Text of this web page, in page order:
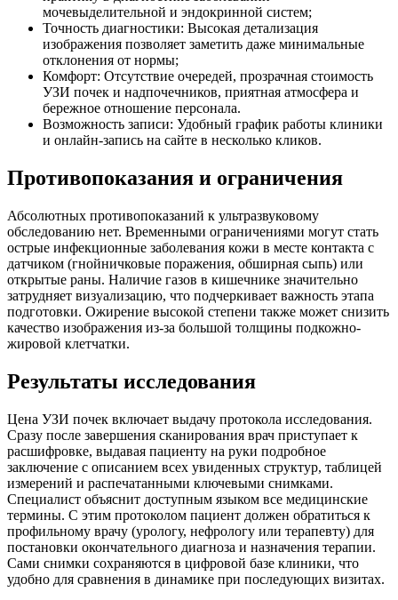
мочевыделительной и эндокринной систем;
Точность диагностики: Высокая детализация
изображения позволяет заметить даже минимальные
отклонения от нормы;
Комфорт: Отсутствие очередей, прозрачная стоимость
УЗИ почек и надпочечников, приятная атмосфера и
бережное отношение персонала.
Возможность записи: Удобный график работы клиники
и онлайн-запись на сайте в несколько кликов.
Противопоказания и ограничения
Абсолютных противопоказаний к ультразвуковому
обследованию нет. Временными ограничениями могут стать
острые инфекционные заболевания кожи в месте контакта с
датчиком (гнойничковые поражения, обширная сыпь) или
открытые раны. Наличие газов в кишечнике значительно
затрудняет визуализацию, что подчеркивает важность этапа
подготовки. Ожирение высокой степени также может снизить
качество изображения из-за большой толщины подкожно-
жировой клетчатки.
Результаты исследования
Цена УЗИ почек включает выдачу протокола исследования.
Сразу после завершения сканирования врач приступает к
расшифровке, выдавая пациенту на руки подробное
заключение с описанием всех увиденных структур, таблицей
измерений и распечатанными ключевыми снимками.
Специалист объяснит доступным языком все медицинские
термины. С этим протоколом пациент должен обратиться к
профильному врачу (урологу, нефрологу или терапевту) для
постановки окончательного диагноза и назначения терапии.
Сами снимки сохраняются в цифровой базе клиники, что
удобно для сравнения в динамике при последующих визитах.